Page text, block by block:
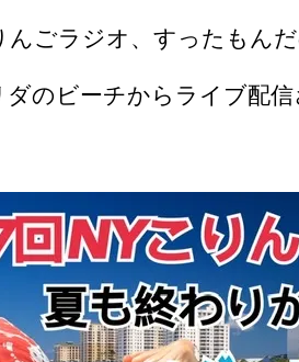
ごラジオ、すったもんだ
のビーチからライブ配信